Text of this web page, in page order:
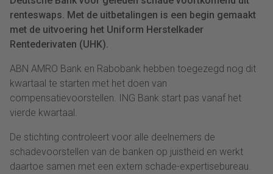
renteswaps. Met de uitbetalingen is een begin gemaakt
met de uitvoering het Uniform Herstelkader
Rentederivaten (UHK).
ABN AMRO Bank en Rabobank hebben toegezegd nog dit
kwartaal te starten met het doen van
compensatievoorstellen. ING Bank start pas vanaf het
vierde kwartaal.
De stichting controleert voor alle deelnemers de
schadevoorstellen van de banken op juistheid en werkt
daartoe samen met een extern schade-expertisebureau.